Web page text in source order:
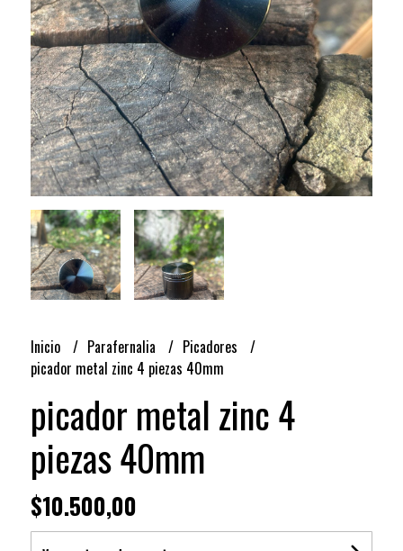
Inicio Parafernalia
Picadores
picador metal zinc 4 piezas 40mm
picador metal zinc 4
piezas 40mm
$10.500,00